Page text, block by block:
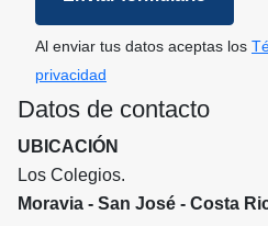
Al enviar tus datos aceptas los
privacidad
Datos de contacto
UBICACIÓN
Los Colegios.
Moravia - San José - Costa